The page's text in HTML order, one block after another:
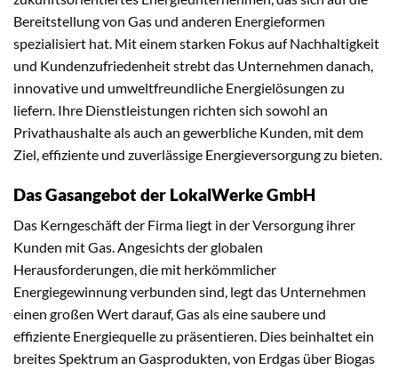
Bereitstellung von Gas und anderen Energieformen
spezialisiert hat. Mit einem starken Fokus auf Nachhaltigkeit
und Kundenzufriedenheit strebt das Unternehmen danach,
innovative und umweltfreundliche Energielösungen zu
liefern. Ihre Dienstleistungen richten sich sowohl an
Privathaushalte als auch an gewerbliche Kunden, mit dem
Ziel, effiziente und zuverlässige Energieversorgung zu bieten.
Das Gasangebot der LokalWerke GmbH
Das Kerngeschäft der Firma liegt in der Versorgung ihrer
Kunden mit Gas. Angesichts der globalen
Herausforderungen, die mit herkömmlicher
Energiegewinnung verbunden sind, legt das Unternehmen
einen großen Wert darauf, Gas als eine saubere und
effiziente Energiequelle zu präsentieren. Dies beinhaltet ein
breites Spektrum an Gasprodukten, von Erdgas über Biogas